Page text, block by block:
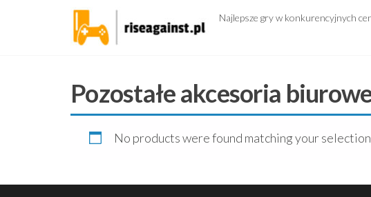
Najlepsze gry w konkurencyjnych
Pozostałe akcesoria
No products were found matching your